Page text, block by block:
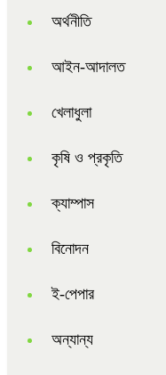
অর্থনীতি
আইন-আদালত
খেলাধুলা
কৃষি ও প্রকৃতি
ক্যাম্পাস
বিনোদন
ই-পেপার
অন্যান্য